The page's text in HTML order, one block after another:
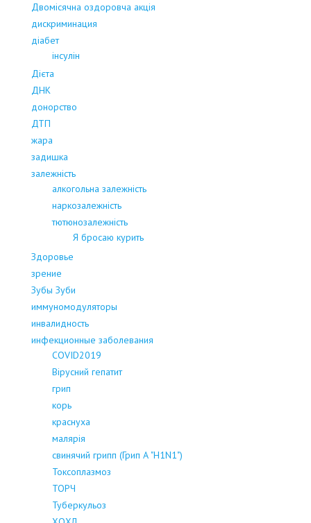
Двомісячна оздоровча акція
дискриминация
діабет
інсулін
Дієта
ДНК
донорство
ДТП
жара
задишка
залежність
алкогольна залежність
наркозалежність
тютюнозалежність
Я бросаю курить
Здоровье
зрение
Зубы Зуби
иммуномодуляторы
инвалидность
инфекционные заболевания
COVID2019
Вірусний гепатит
грип
корь
краснуха
малярія
свинячий грипп (Грип А "H1N1")
Токсоплазмоз
ТОРЧ
Туберкульоз